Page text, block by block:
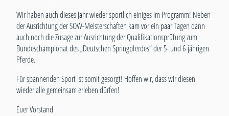
Wir haben auch dieses Jahr wieder sportlich einiges im Programm! Neben
der Ausrichtung der SOW-Meisterschaften kam vor ein paar Tagen dann
auch noch die Zusage zur Ausrichtung der Qualifikationsprüfung zum
Bundeschampionat des „Deutschen Springpferdes“ der 5- und 6-jährigen
Pferde.
Für spannenden Sport ist somit gesorgt! Hoffen wir, dass wir diesen
wieder alle gemeinsam erleben dürfen!
Euer Vorstand